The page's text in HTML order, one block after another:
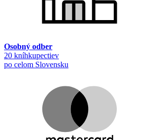
Osobný odber
20 kníhkupectiev
po celom Slovensku